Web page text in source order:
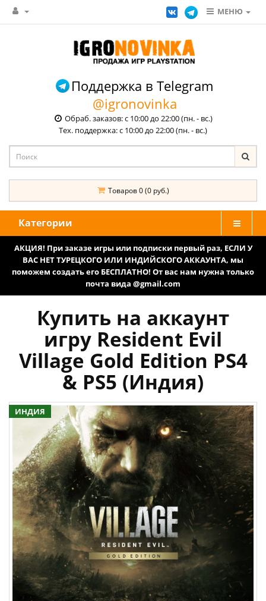
МЕНЮ
Поддержка в Telegram
@igronovinka
Обраб. заказов: с 10:00 до 22:00 (пн. - вс.)
Тех. поддержка: с 10:00 до 22:00 (пн. - вс.)
Товаров 0 (0 руб.)
Категории
АКЦИЯ! При заказе игры или подписки первый раз, ЕСЛИ У
ВАС НЕТ ТУРЕЦКОГО ИЛИ ИНДИЙСКОГО АККАУНТА, мы
поможем создать его БЕСПЛАТНО! От вас нам нужна только
почта вида @gmail.com
Купить на аккаунт
игру Resident Evil
Village Gold Edition PS4
& PS5 (Индия)
ИНДИЯ